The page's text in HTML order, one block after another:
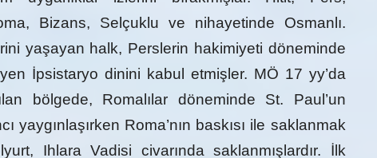
Bizans, Selçuklu ve nihayetinde Osmanlı.
yaşayan halk, Perslerin hakimiyeti döneminde
İpsistaryo dinini kabul etmişler. MÖ 17 yy’da
bölgede, Romalılar döneminde St. Paul’un
yaygınlaşırken Roma’nın baskısı ile saklanmak
Ihlara Vadisi civarında saklanmışlardır. İlk